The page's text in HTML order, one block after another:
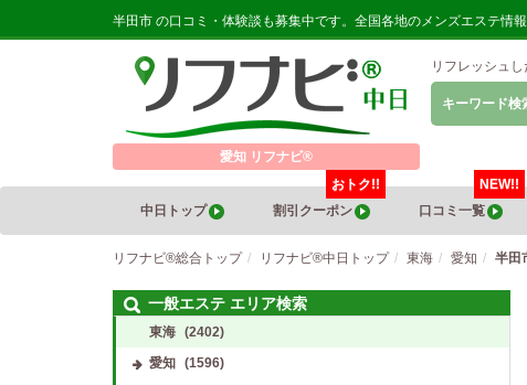
半田市 の口コミ・体験談も募集中です。全国各地のメンズエステ情
愛知 リフナビ®
リフレッシュ
キーワード検
中日トップ 割引クーポン
おトク!!
口コミ一覧
NEW!!
リフナビ®総合トップ リフナビ®中日トップ 東海 愛知 半田
一般エステ エリア検索
東海 (2402)
愛知 (1596)